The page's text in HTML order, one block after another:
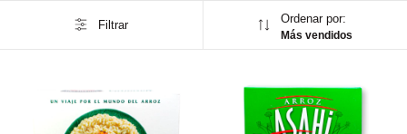
Filtrar Ordenar por:
Más vendidos